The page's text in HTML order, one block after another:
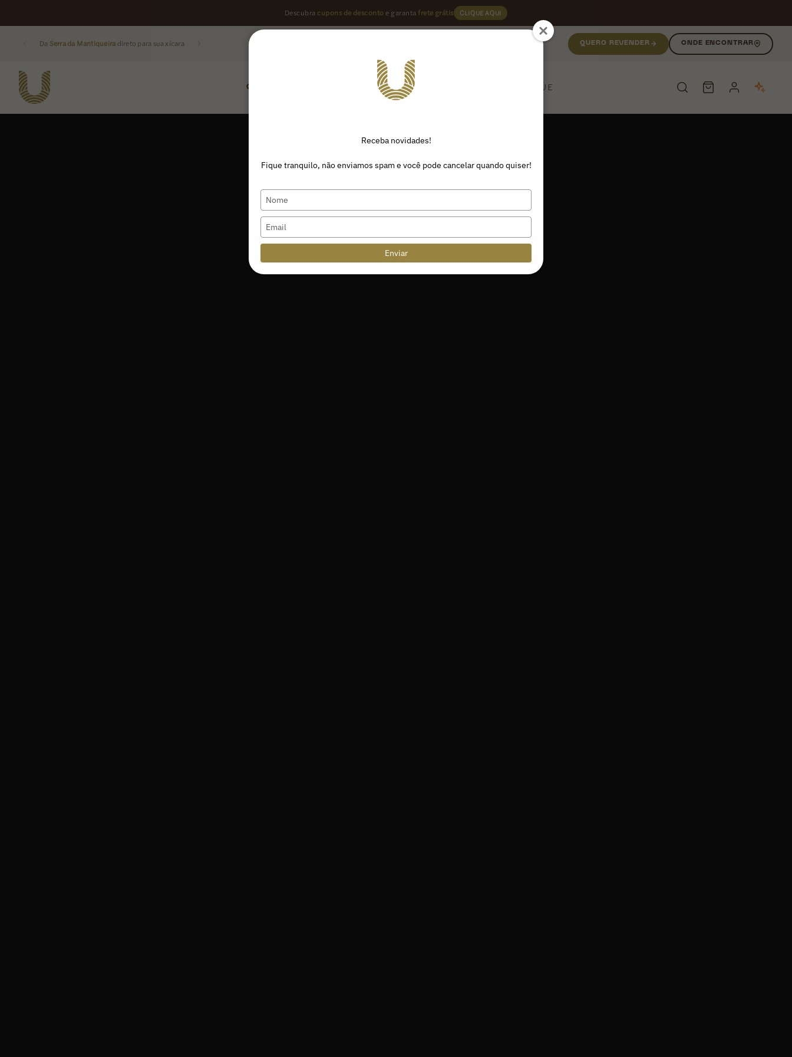
Descubra cupons de desconto e garanta frete grátis CLIQUE AQUI
Da Serra da Mantiqueira direto para sua xícara QUERO REVENDER ONDE ENCONTRAR
CAFÉS PRODUTOS UNIQUE
Receba novidades!
Fique tranquilo, não enviamos spam e você pode cancelar quando quiser!
your
your
email
Enviar